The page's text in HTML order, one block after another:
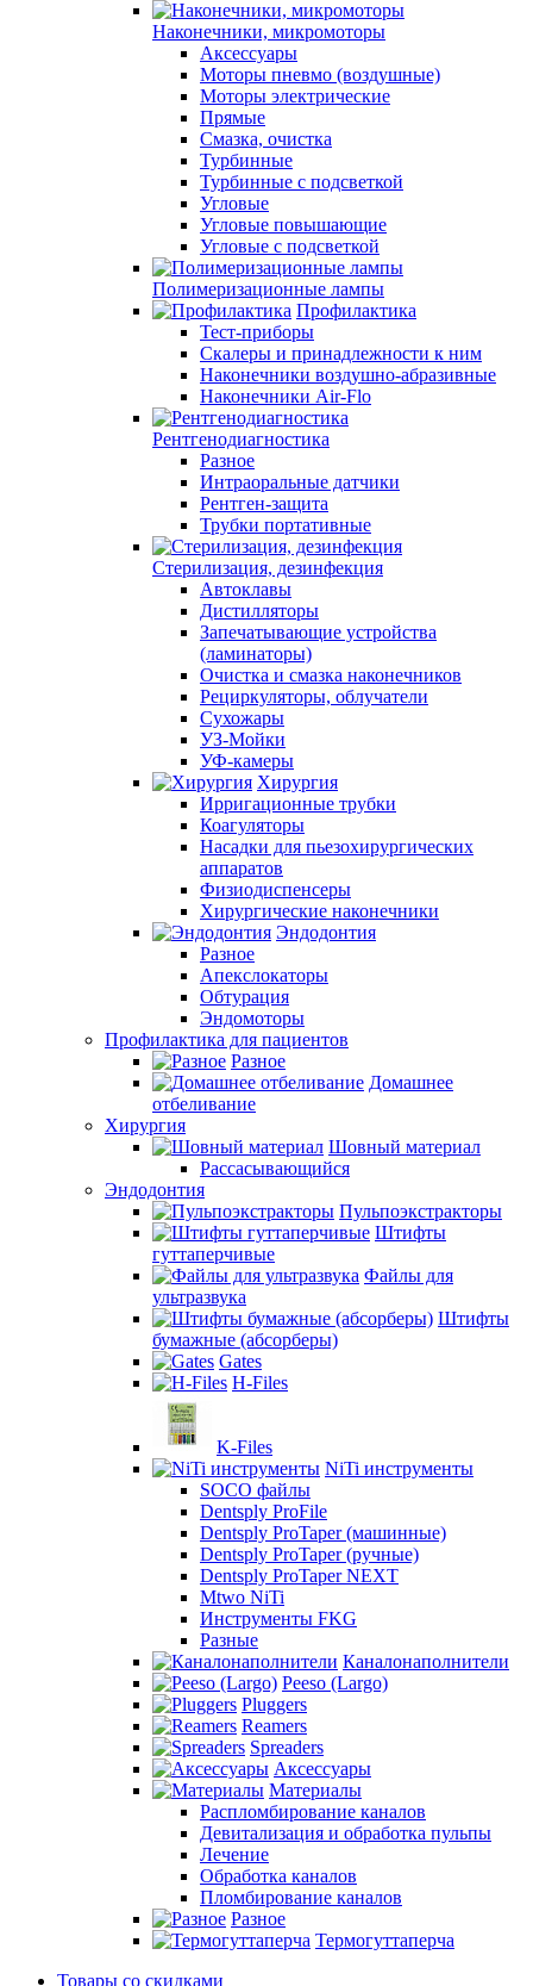
Наконечники, микромоторы
Аксессуары
Моторы пневмо (воздушные)
Моторы электрические
Прямые
Смазка, очистка
Турбинные
Турбинные с подсветкой
Угловые
Угловые повышающие
Угловые с подсветкой
Полимеризационные лампы
Профилактика
Тест-приборы
Скалеры и принадлежности к ним
Наконечники воздушно-абразивные
Наконечники Air-Flo
Рентгенодиагностика
Разное
Интраоральные датчики
Рентген-защита
Трубки портативные
Стерилизация, дезинфекция
Автоклавы
Дистилляторы
Запечатывающие устройства
(ламинаторы)
Очистка и смазка наконечников
Рециркуляторы, облучатели
Сухожары
УЗ-Мойки
УФ-камеры
Хирургия
Ирригационные трубки
Коагуляторы
Насадки для пьезохирургических
аппаратов
Физиодиспенсеры
Хирургические наконечники
Эндодонтия
Разное
Апекслокаторы
Обтурация
Эндомоторы
Профилактика для пациентов
Разное
Домашнее
отбеливание
Хирургия
Шовный материал
Рассасывающийся
Эндодонтия
Пульпоэкстракторы
Штифты
гуттаперчивые
Файлы для
ультразвука
Штифты
бумажные (абсорберы)
Gates
H-Files
K-Files
NiTi инструменты
SOCO файлы
Dentsply ProFile
Dentsply ProTaper (машинные)
Dentsply ProTaper (ручные)
Dentsply ProTaper NEXT
Mtwo NiTi
Инструменты FKG
Разные
Каналонаполнители
Peeso (Largo)
Pluggers
Reamers
Spreaders
Аксессуары
Материалы
Распломбирование каналов
Девитализация и обработка пульпы
Лечение
Обработка каналов
Пломбирование каналов
Разное
Термогуттаперча
Товары со скидками